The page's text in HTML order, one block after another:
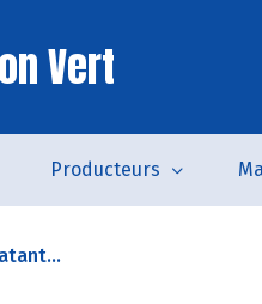
Vert
Producteurs